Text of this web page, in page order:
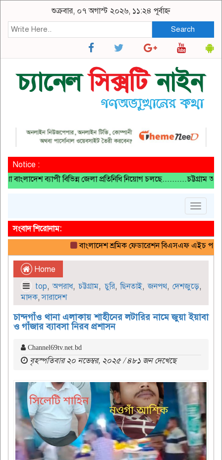
শুক্রবার, ০৭ অগাস্ট ২০২৬, ১১:২৪ পূর্বাহ্ন
Search
Notice :
ব্যাপী বিভিন্ন জেলা প্রতিনিধি নিয়োগ চলছে..........চট্টগ্রাম
Toggle
সংবাদ শিরোনাম:
বাংলাদেশ শ্রমিক ফেডারেশন বিএসএফ এইচ পাওয়ার
Home
top,অপরাধ,চট্টগ্রাম, চুরি,ছিনতাই,জনপথ,দেশজুড়ে,
মাদক,সারাদেশ
চান্দগাঁও থানা এলাকায় শাহীনের লটারির নামে জুয়া ইয়াবা
ও গাঁজার ব্যাবসা নিরব প্রশাসন
Channel69tv.net.bd
বৃহস্পতিবার ২০ নভেম্বর, ২০২৫ / ৪৮১ জন দেখেছে